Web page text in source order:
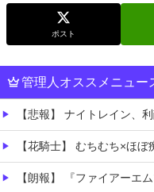
ポスト
管理人オススメニュー
【悲報】 ナイトレイン、
【花騎士】 むちむち×ほぼ痴女… ＆
【朗報】 『ファイアーエムブレム